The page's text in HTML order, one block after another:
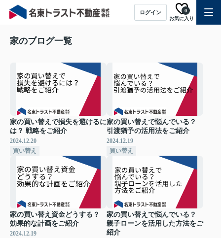
ログイン
お気に入り
0
家のブログ一覧
家の買い替えで損失を避けるに
は？ 戦略をご紹介
2024.12.20
買い替え
家の買い替えで悩んでいる？
引渡猶予の活用法をご紹介
2024.12.19
買い替え
家の買い替え資金どうする？
効果的な計画をご紹介
2024.12.19
家の買い替えで悩んでいる？
親子ローンを活用した方法をご
紹介